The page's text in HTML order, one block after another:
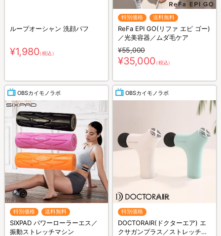
ループオーシャン 洗顔パフ
¥1,980（税込）
特別価格 送料無料
ReFa EPI GO(リファ エピ ゴー)
／光美容器／ムダ毛ケア
¥55,000
¥35,000（税込）
OBSカイモノラボ
特別価格 送料無料
SIXPAD パワーローラーエス／
振動ストレッチマシン
OBSカイモノラボ
特別価格
DOCTORAIR(ドクターエア) エ
クサガンプラス／ストレッチサ